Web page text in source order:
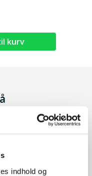
indhold og